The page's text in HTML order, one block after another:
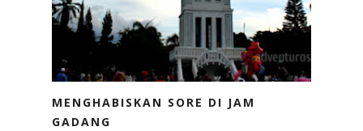
MENGHABISKAN SORE DI JAM
GADANG